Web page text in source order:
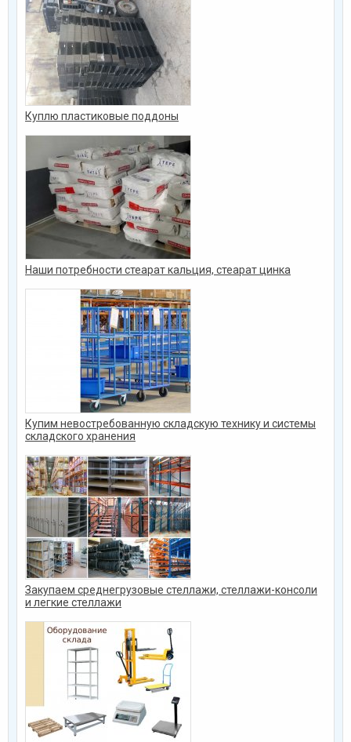
Куплю пластиковые поддоны
Наши потребности стеарат кальция, стеарат цинка
Купим невостребованную складскую технику и системы
складского хранения
Закупаем среднегрузовые стеллажи, стеллажи-консоли
и легкие стеллажи